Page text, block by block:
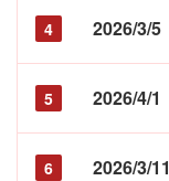
4 2026/3/5
5 2026/4/1
6 2026/3/11